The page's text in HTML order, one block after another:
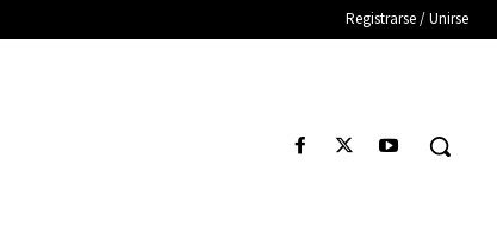
Registrarse / Unirse